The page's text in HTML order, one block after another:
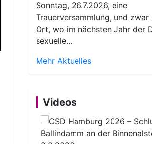
Sonntag, 26.7.2026, eine
Trauerversammlung, und zwar
Ort, wo im nächsten Jahr der
sexuelle…
Mehr Aktuelles
Videos